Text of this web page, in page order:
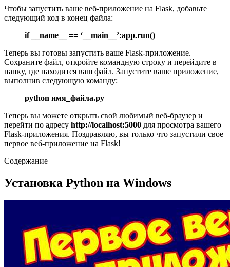
Чтобы запустить ваше веб-приложение на Flask, добавьте
следующий код в конец файла:
if __name__ == ‘__main__’:app.run()
Теперь вы готовы запустить ваше Flask-приложение.
Сохраните файл, откройте командную строку и перейдите в
папку, где находится ваш файл. Запустите ваше приложение,
выполнив следующую команду:
python имя_файла.py
Теперь вы можете открыть свой любимый веб-браузер и
перейти по адресу http://localhost:5000 для просмотра вашего
Flask-приложения. Поздравляю, вы только что запустили свое
первое веб-приложение на Flask!
Содержание
Установка Python на Windows